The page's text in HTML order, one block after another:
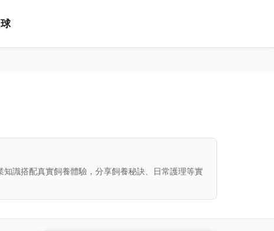
識搭配真實飼養體驗，分享飼養秘訣、日常護理等實